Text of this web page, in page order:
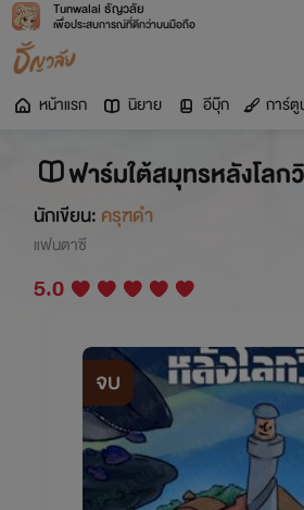
Tunwalai ธัญวลัย
เพื่อประสบการณ์ที่ดีกว่าบนมือถือ
หน้าแรก นิยาย อีบุ๊ก การ์ตู
ฟาร์มใต้สมุทรหลังโลก
นักเขียน: ครุฑดำ
แฟนตาซี
5.0
จบ